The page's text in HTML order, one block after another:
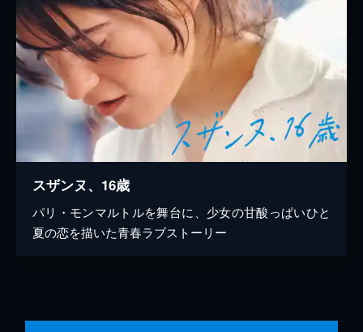
スザンヌ、16歳
パリ・モンマルトルを舞台に、少女の甘酸っぱいひと
夏の恋を描いた青春ラブストーリー